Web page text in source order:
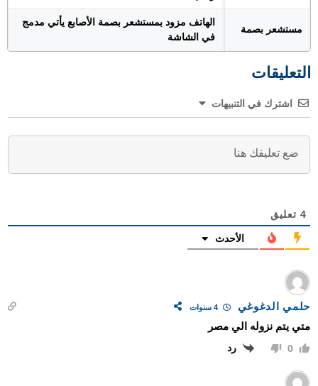
مستشعر بصمة
الهاتف مزود بمستشعر بصمة الأصابع يأتي مدمج
في الشاشة
التعليقات
اشترك في التنبيهات
4 تعليق
الأحدث
حلمي الدغوغي 4 سنوات
متي يتم نزوله الي مصر
0 رد